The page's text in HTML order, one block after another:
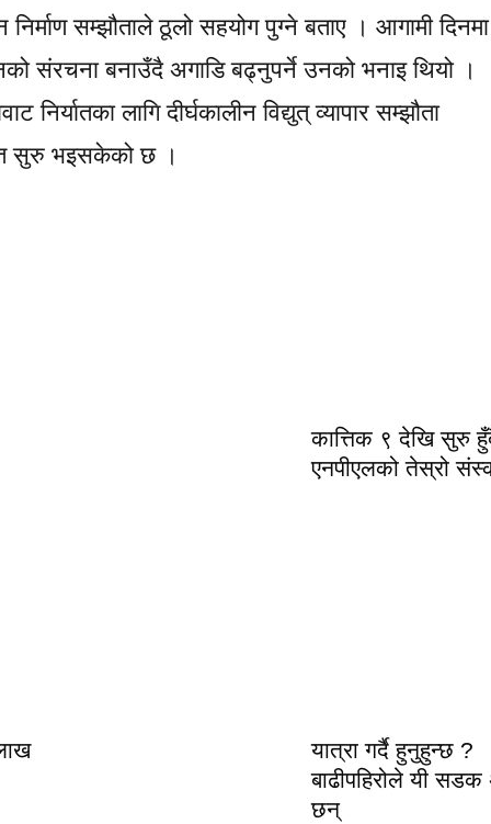
सम्झौताले ठूलो सहयोग पुग्ने बताए । आगामी दिनमा
संरचना बनाउँदै अगाडि बढ्नुपर्ने उनको भनाइ थियो ।
लागि दीर्घकालीन विद्युत् व्यापार सम्झौता
सुरु भइसकेको छ ।
कात्तिक ९ देखि सुरु
एनपीएलको तेस्रो
यात्रा गर्दै हुनुहुन्छ ?
बाढीपहिरोले यी सडक
छन्